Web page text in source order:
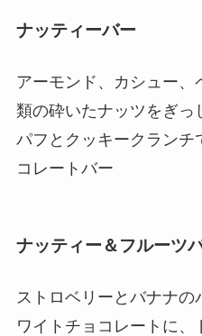
ナッティーバー
アーモンド、カシュー
類の砕いたナッツをぎっ
パフとクッキークランチ
コレートバー
ナッティー＆フルーツ
ストロベリーとバナナ
ワイトチョコレートに